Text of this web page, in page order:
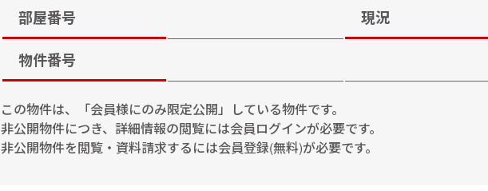
部屋番号 現況
物件番号
この物件は、「会員様にのみ限定公開」している物件です。
非公開物件につき、詳細情報の閲覧には会員ログインが必要です。
非公開物件を閲覧・資料請求するには会員登録(無料)が必要です。